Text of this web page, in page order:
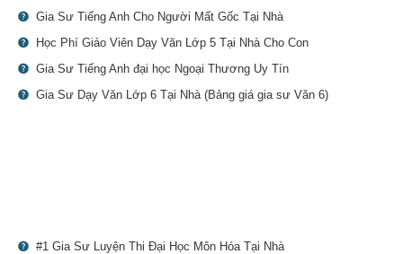
Gia Sư Tiếng Anh Cho Người Mất Gốc Tại Nhà
Học Phí Giáo Viên Dạy Văn Lớp 5 Tại Nhà Cho Con
Gia Sư Tiếng Anh đại học Ngoại Thương Uy Tín
Gia Sư Dạy Văn Lớp 6 Tại Nhà (Bảng giá gia sư Văn 6)
#1 Gia Sư Luyện Thi Đại Học Môn Hóa Tại Nhà